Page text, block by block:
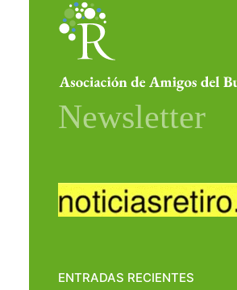
ENTRADAS RECIENTES